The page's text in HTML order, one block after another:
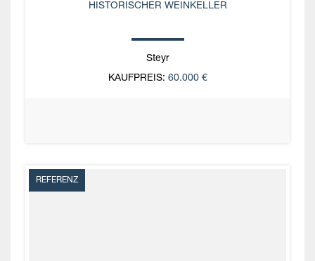
HISTORISCHER WEINKELLER
Steyr
KAUFPREIS: 60.000 €
REFERENZ